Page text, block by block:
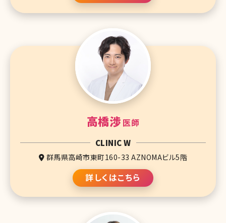
高橋渉 医師
CLINIC W
群馬県高崎市東町160-33 AZNOMAビル5階
詳しくはこちら